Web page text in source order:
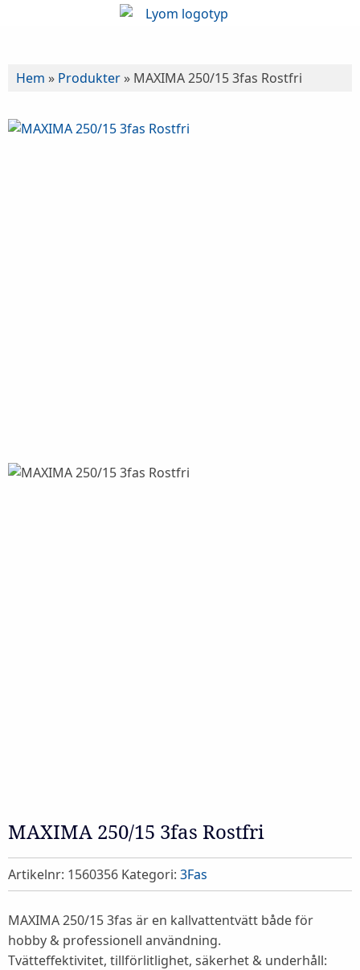
Hem » Produkter » MAXIMA 250/15 3fas Rostfri
MAXIMA 250/15 3fas Rostfri
Artikelnr: 1560356 Kategori: 3Fas
MAXIMA 250/15 3fas är en kallvattentvätt både för
hobby & professionell användning.
Tvätteffektivitet, tillförlitlighet, säkerhet & underhåll: